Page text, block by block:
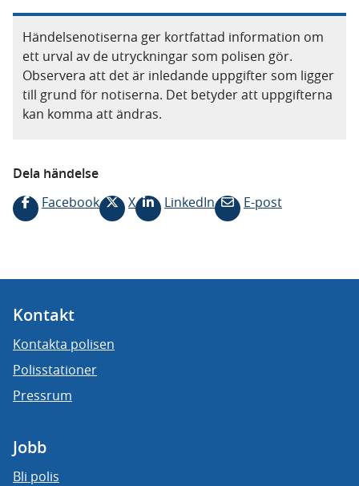
Händelsenotiserna ger kortfattad information om
ett urval av de utryckningar som polisen gör.
Observera att det är inledande uppgifter som ligger
till grund för notiserna. Det betyder att uppgifterna
kan komma att ändras.
Dela händelse
Facebook
X LinkedIn E-post
Kontakt
Kontakta polisen
Polisstationer
Pressrum
Jobb
Bli polis